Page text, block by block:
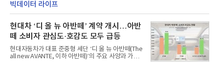
빅데이터 라이프
현대차 ‘디 올 뉴 아반떼’ 계약 개시…아반
떼 소비자 관심도·호감도 모두 급등
현대자동차가 대표 준중형 세단 ‘디 올 뉴 아반떼(The
all new AVANTE, 이하 아반떼)’의 주요 사양과 가격